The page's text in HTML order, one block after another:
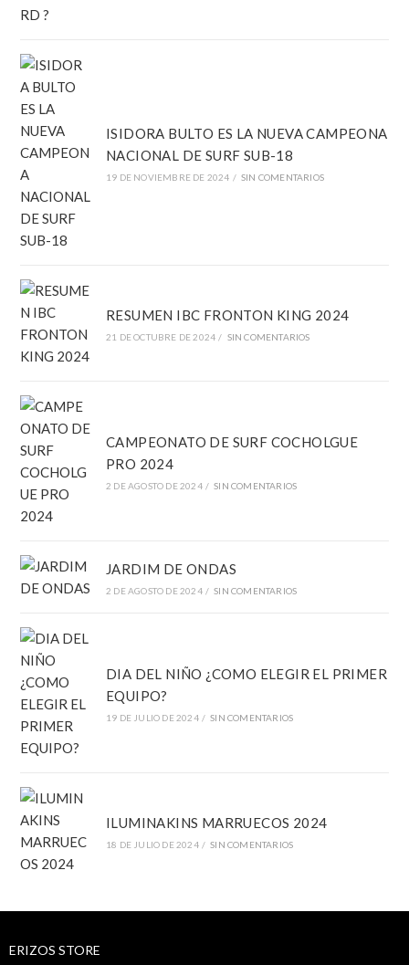
ISIDORA BULTO ES LA NUEVA CAMPEONA
NACIONAL DE SURF SUB-18
19 DE NOVIEMBRE DE 2024 / SIN COMENTARIOS
RESUMEN IBC FRONTON KING 2024
21 DE OCTUBRE DE 2024 / SIN COMENTARIOS
CAMPEONATO DE SURF COCHOLGUE
PRO 2024
2 DE AGOSTO DE 2024 / SIN COMENTARIOS
JARDIM DE ONDAS
2 DE AGOSTO DE 2024 / SIN COMENTARIOS
DIA DEL NIÑO ¿COMO ELEGIR EL PRIMER
EQUIPO?
19 DE JULIO DE 2024 / SIN COMENTARIOS
ILUMINAKINS MARRUECOS 2024
18 DE JULIO DE 2024 / SIN COMENTARIOS
ERIZOS STORE